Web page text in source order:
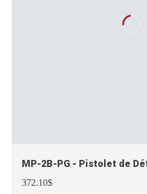
MP-2B-PG - Pistolet de
372.10$